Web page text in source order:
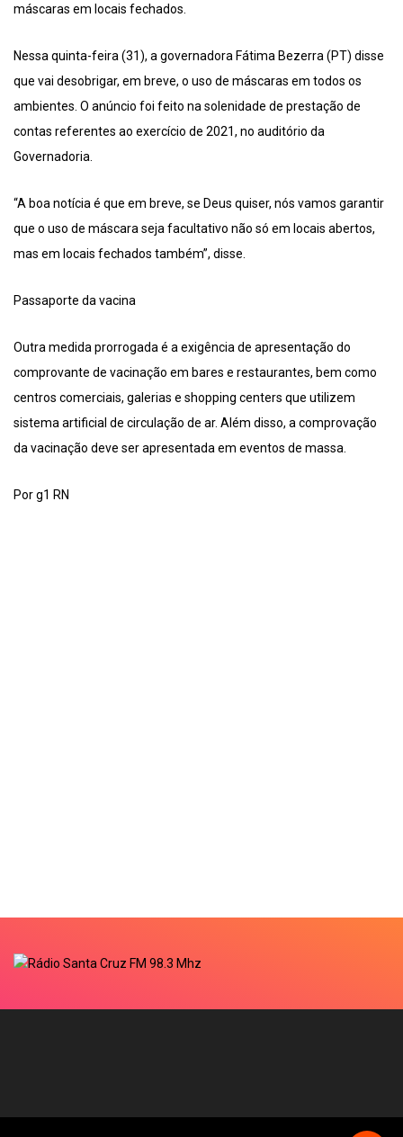
máscaras em locais fechados.
Nessa quinta-feira (31), a governadora Fátima Bezerra (PT) disse
que vai desobrigar, em breve, o uso de máscaras em todos os
ambientes. O anúncio foi feito na solenidade de prestação de
contas referentes ao exercício de 2021, no auditório da
Governadoria.
“A boa notícia é que em breve, se Deus quiser, nós vamos garantir
que o uso de máscara seja facultativo não só em locais abertos,
mas em locais fechados também”, disse.
Passaporte da vacina
Outra medida prorrogada é a exigência de apresentação do
comprovante de vacinação em bares e restaurantes, bem como
centros comerciais, galerias e shopping centers que utilizem
sistema artificial de circulação de ar. Além disso, a comprovação
da vacinação deve ser apresentada em eventos de massa.
Por g1 RN